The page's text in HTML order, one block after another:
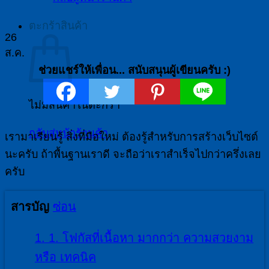
ตะกร้าสินค้า
ไม่มีสินค้าในตะกร้า
กลับสู่หน้าร้านค้า
26
ส.ค.
ช่วยแชร์ให้เพื่อน... สนับสนุนผู้เขียนครับ :)
เรามาเรียนรู้ สิ่งที่มือใหม่ ต้องรู้สำหรับการสร้างเว็บไซต์
นะครับ ถ้าพื้นฐานเราดี จะถือว่าเราสำเร็จไปกว่าครึ่งเลย
ครับ
สารบัญ ซ่อน
1. 1. โฟกัสที่เนื้อหา มากกว่า ความสวยงาม
หรือ เทคนิค